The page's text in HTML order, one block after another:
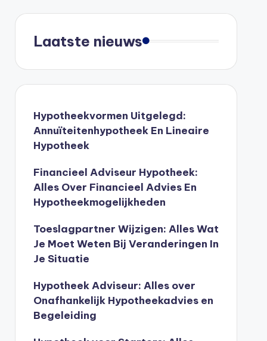
Laatste nieuws
Hypotheekvormen Uitgelegd:
Annuïteitenhypotheek En Lineaire
Hypotheek
Financieel Adviseur Hypotheek:
Alles Over Financieel Advies En
Hypotheekmogelijkheden
Toeslagpartner Wijzigen: Alles Wat
Je Moet Weten Bij Veranderingen In
Je Situatie
Hypotheek Adviseur: Alles over
Onafhankelijk Hypotheekadvies en
Begeleiding